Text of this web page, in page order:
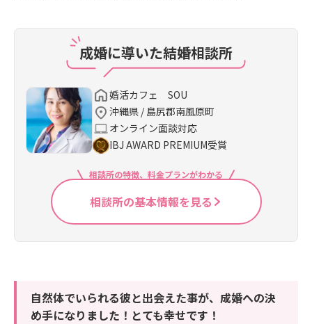
成婚に導いた結婚相談所
婚活カフェ SOU
沖縄県 / 島尻郡南風原町
オンライン面談対応
IBJ AWARD PREMIUM受賞
相談所の特徴、料金プランがわかる
相談所の基本情報を見る
自然体でいられる彼と出会えた事が、成婚への決
め手になりました！とても幸せです！